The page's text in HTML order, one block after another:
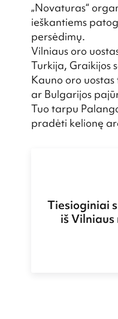
„Novaturas“
ieškantiems
persėdimų.
Vilniaus oro
Turkija, Graikijos
Kauno oro
ar Bulgarijos
Tuo tarpu
pradėti kelionę
Tiesioginiai
iš Vilniaus